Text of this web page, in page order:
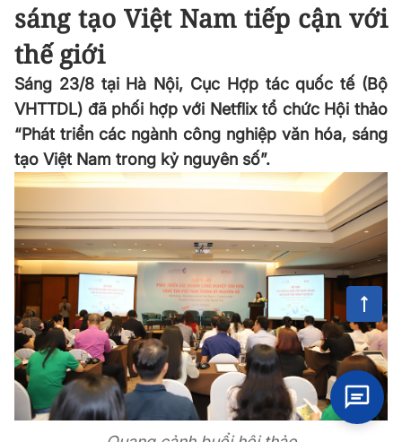
sáng tạo Việt Nam tiếp cận với
thế giới
Sáng 23/8 tại Hà Nội, Cục Hợp tác quốc tế (Bộ
VHTTDL) đã phối hợp với Netflix tổ chức Hội thảo
“Phát triển các ngành công nghiệp văn hóa, sáng
tạo Việt Nam trong kỷ nguyên số”.